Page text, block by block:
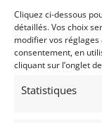
Cliquez ci-dessous
détaillés. Vos choix
modifier vos
consentement, en
cliquant sur l’onglet
Statistiques